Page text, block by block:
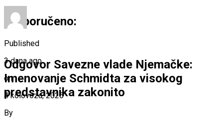
Preporučeno:
Odgovor Savezne vlade Njemačke:
Imenovanje Schmidta za visokog
predstavnika zakonito
Published
3 dana ago
on
4 kolovoza, 2026
By